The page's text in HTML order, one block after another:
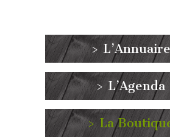
>
> L’Agenda
> La